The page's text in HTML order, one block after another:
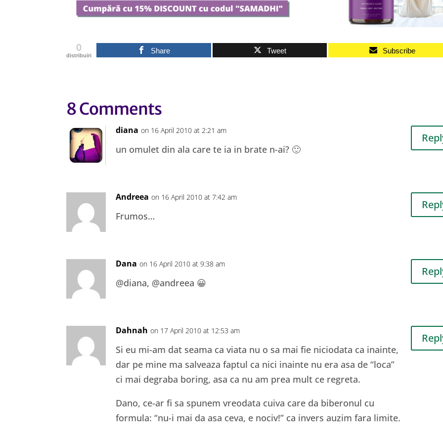
0
distribuiri
Share Tweet Subscribe
8 Comments
diana on 16 April 2010 at 2:21 am
un omulet din ala care te ia in brate n-ai? 🙂
Andreea on 16 April 2010 at 7:42 am
Frumos…
Dana on 16 April 2010 at 9:38 am
@diana, @andreea 😀
Dahnah on 17 April 2010 at 12:53 am
Si eu mi-am dat seama ca viata nu o sa mai fie niciodata ca inainte,
dar pe mine ma salveaza faptul ca nici inainte nu era asa de “loca”
ci mai degraba boring, asa ca nu am prea mult ce regreta.
Dano, ce-ar fi sa spunem vreodata cuiva care da biberonul cu
formula: “nu-i mai da asa ceva, e nociv!” ca invers auzim fara limite.